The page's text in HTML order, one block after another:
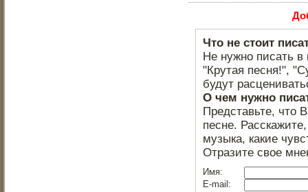
Что не стоит
Не нужно писать в
"Крутая песня!",
будут
О чем нужно
Представьте, что
песне.
музыка, какие
Отразите свое
Имя:
E-mail: